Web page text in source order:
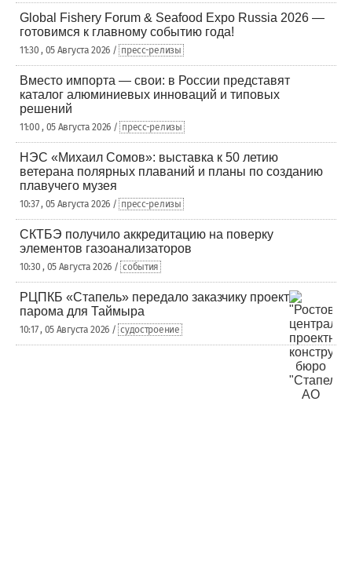
Global Fishery Forum & Seafood Expo Russia 2026 —
готовимся к главному событию года!
11:30 , 05 Августа 2026 / пресс-релизы
Вместо импорта — свои: в России представят
каталог алюминиевых инноваций и типовых
решений
11:00 , 05 Августа 2026 / пресс-релизы
НЭС «Михаил Сомов»: выставка к 50 летию
ветерана полярных плаваний и планы по созданию
плавучего музея
10:37 , 05 Августа 2026 / пресс-релизы
СКТБЭ получило аккредитацию на поверку
элементов газоанализаторов
10:30 , 05 Августа 2026 / события
РЦПКБ «Стапель» передало заказчику проект
парома для Таймыра
10:17 , 05 Августа 2026 / судостроение